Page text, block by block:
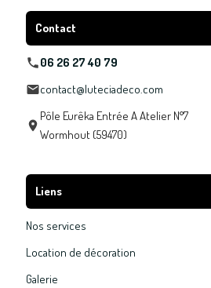
Contact
06 26 27 40 79
contact@luteciadeco.com
Pôle Eurêka Entrée A Atelier N°7
Wormhout (59470)
Liens
Nos services
Location de décoration
Galerie